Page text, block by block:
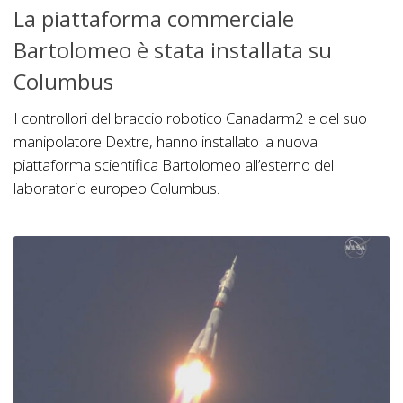
La piattaforma commerciale
Bartolomeo è stata installata su
Columbus
I controllori del braccio robotico Canadarm2 e del suo
manipolatore Dextre, hanno installato la nuova
piattaforma scientifica Bartolomeo all’esterno del
laboratorio europeo Columbus.